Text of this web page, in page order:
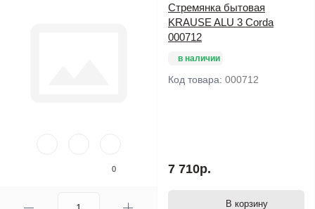
0
Стремянка бытовая
KRAUSE ALU 3 Corda
000712
в наличии
Код товара: 000712
7 710р.
В корзину